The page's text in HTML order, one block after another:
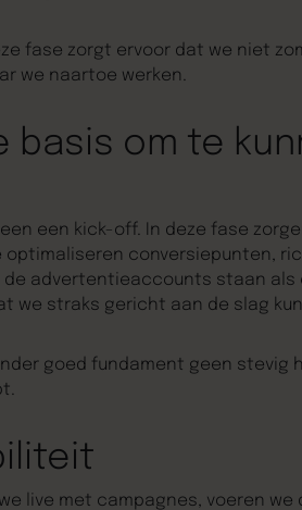
fase zorgt ervoor dat we niet
we naartoe werken.
basis om te
een kick-off. In deze fase
optimaliseren conversiepunten,
de advertentieaccounts staan als
we straks gericht aan de slag
goed fundament geen stevig
live met campagnes, voeren we